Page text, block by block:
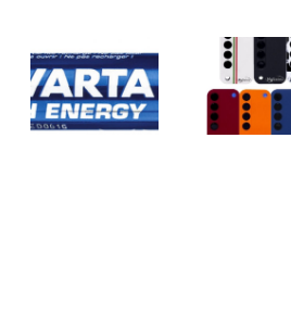
Végre
megjelent a
Mygates kapu